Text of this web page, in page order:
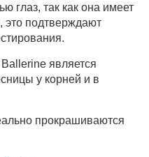
глаз, так как она имеет
это подтверждают
является
у корней и в
прокрашиваются